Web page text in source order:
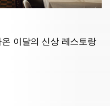
이달의 신상 레스토랑